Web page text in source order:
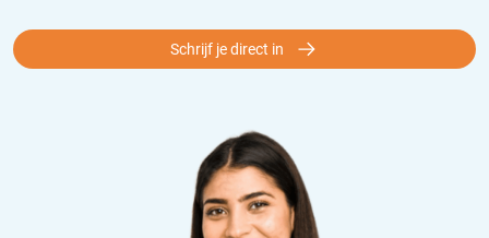
Schrijf je direct in